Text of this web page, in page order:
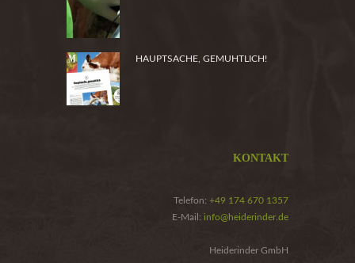
HAUPTSACHE, GEMUHTLICH!
KONTAKT
Telefon: +49 174 670 1357
E-Mail: info@heiderinder.de
Heiderinder GmbH